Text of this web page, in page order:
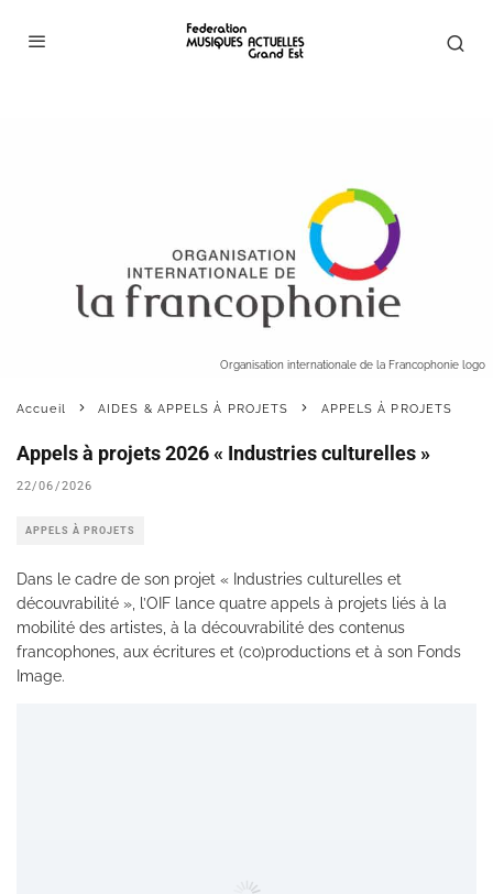
Organisation internationale de la Francophonie logo
Accueil AIDES & APPELS À PROJETS APPELS À PROJETS
Appels à projets 2026 « Industries culturelles »
22/06/2026
APPELS À PROJETS
Dans le cadre de son projet « Industries culturelles et
découvrabilité », l’OIF lance quatre appels à projets liés à la
mobilité des artistes, à la découvrabilité des contenus
francophones, aux écritures et (co)productions et à son Fonds
Image.